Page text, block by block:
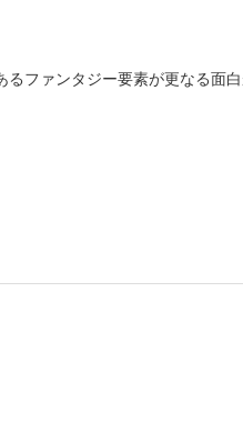
ファンタジー要素が更なる面